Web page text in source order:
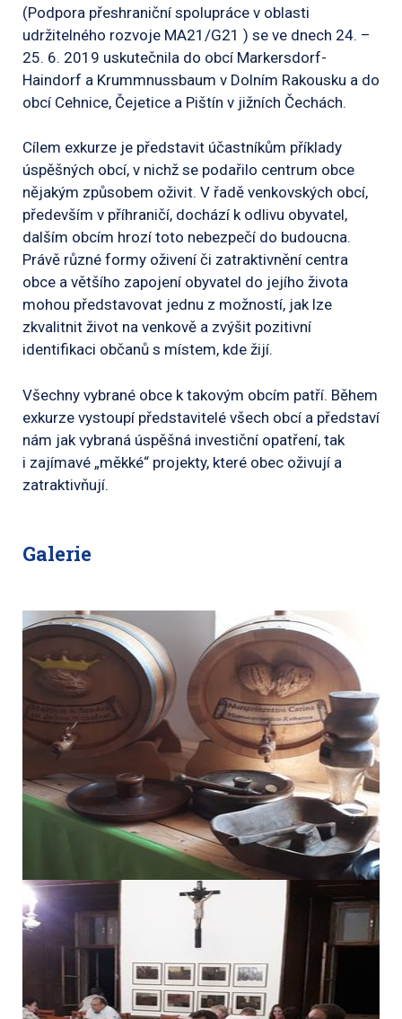
(Podpora přeshraniční spolupráce v oblasti
udržitelného rozvoje MA21/G21 ) se ve dnech 24. –
25. 6. 2019 uskutečnila do obcí Markersdorf-
Haindorf a Krummnussbaum v Dolním Rakousku a do
obcí Cehnice, Čejetice a Pištín v jižních Čechách.
Cílem exkurze je představit účastníkům příklady
úspěšných obcí, v nichž se podařilo centrum obce
nějakým způsobem oživit. V řadě venkovských obcí,
především v příhraničí, dochází k odlivu obyvatel,
dalším obcím hrozí toto nebezpečí do budoucna.
Právě různé formy oživení či zatraktivnění centra
obce a většího zapojení obyvatel do jejího života
mohou představovat jednu z možností, jak lze
zkvalitnit život na venkově a zvýšit pozitivní
identifikaci občanů s místem, kde žijí.
Všechny vybrané obce k takovým obcím patří. Během
exkurze vystoupí představitelé všech obcí a představí
nám jak vybraná úspěšná investiční opatření, tak
i zajímavé „měkké“ projekty, které obec oživují a
zatraktivňují.
Galerie